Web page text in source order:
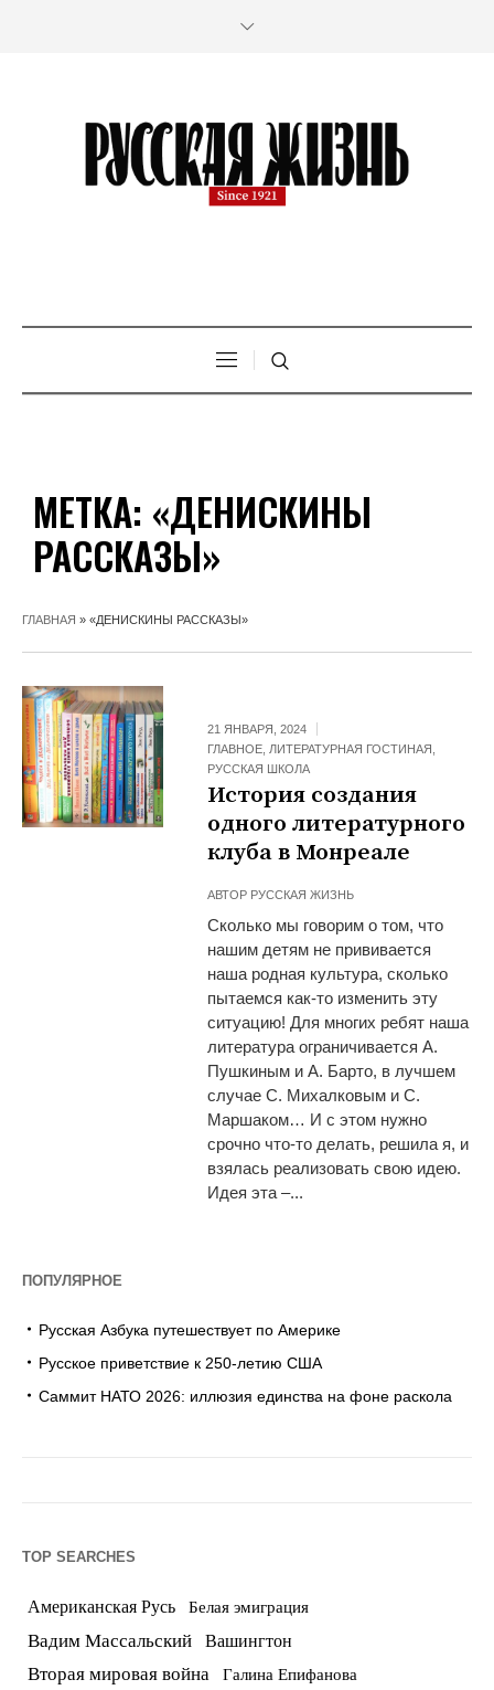
МЕТКА: «ДЕНИСКИНЫ
РАССКАЗЫ»
ГЛАВНАЯ » «ДЕНИСКИНЫ РАССКАЗЫ»
21 ЯНВАРЯ, 2024
ГЛАВНОЕ ЛИТЕРАТУРНАЯ ГОСТИНАЯ
РУССКАЯ ШКОЛА
История создания
одного литературного
клуба в Монреале
АВТОР РУССКАЯ ЖИЗНЬ
Сколько мы говорим о том, что
нашим детям не прививается
наша родная культура, сколько
пытаемся как-то изменить эту
ситуацию! Для многих ребят наша
литература ограничивается А.
Пушкиным и А. Барто, в лучшем
случае С. Михалковым и С.
Маршаком… И с этом нужно
срочно что-то делать, решила я, и
взялась реализовать свою идею.
Идея эта –...
ПОПУЛЯРНОЕ
Русская Азбука путешествует по Америке
Русское приветствие к 250-летию США
Саммит НАТО 2026: иллюзия единства на фоне раскола
TOP SEARCHES
Американская Русь Белая эмиграция
Вадим Массальский Вашингтон
Вторая мировая война Галина Епифанова